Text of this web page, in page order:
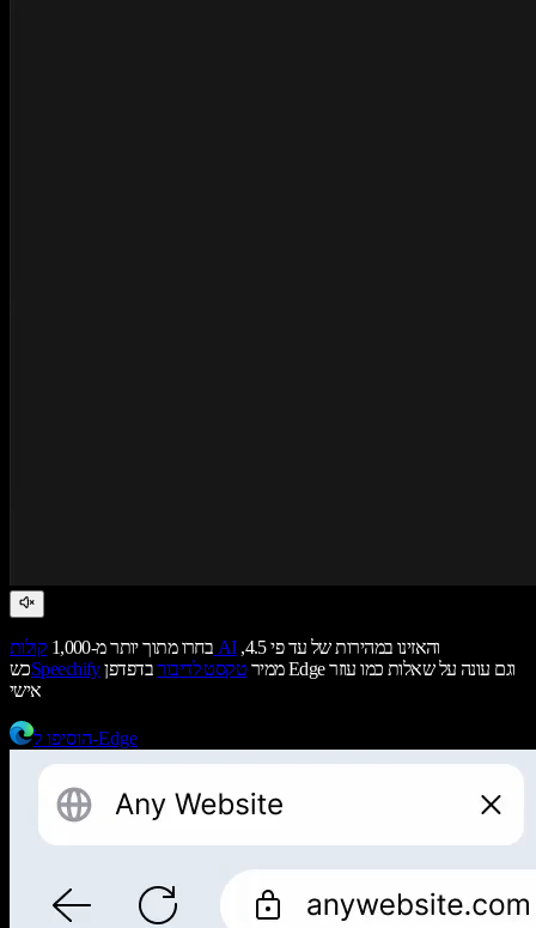
בחרו מתוך יותר מ-1,000 קולות AIוהאזינו במהירות של עד פי 4.5,
כשSpeechify ממיר טקסט לדיבורבדפדפן Edge וגם עונה על שאלות כמו עוזר
אישי
הוסיפו ל-Edge